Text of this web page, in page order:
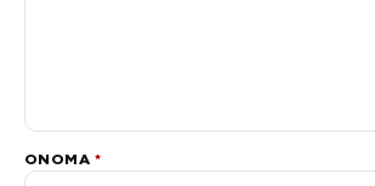
ΌΝΟΜΑ *